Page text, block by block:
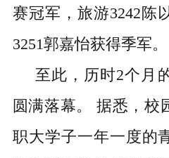
赛冠军，旅游3242陈
3251郭嘉怡获得季军。
至此，历时2个月
圆满落幕。 据悉，校
职大学子一年一度的